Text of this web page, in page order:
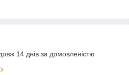
14 днів за домовленістю